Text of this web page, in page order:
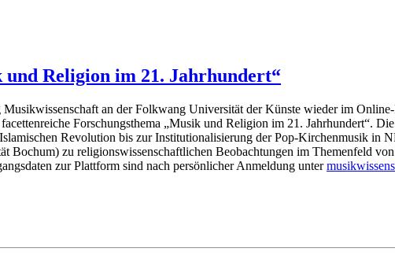
Religion im 21. Jahrhundert“
Musikwissenschaft an der Folkwang Universität der Künste wieder im
Forschungsthema „Musik und Religion im 21. Jahrhundert“.
Revolution bis zurInstitutionalisierung der Pop-Kirchenmusik in
Bochum) zu religionswissenschaftlichen Beobachtungen im Themenfeld
zur Plattform sind nach persönlicher Anmeldung unter siwki
sum